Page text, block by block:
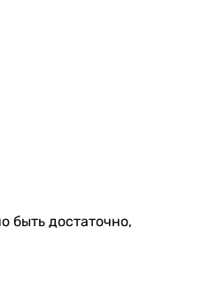
быть достаточно,